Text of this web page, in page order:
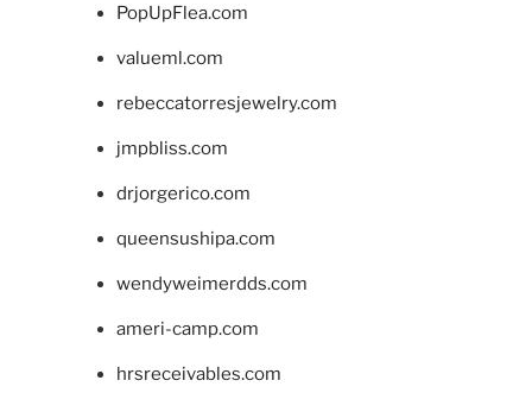
PopUpFlea.com
valueml.com
rebeccatorresjewelry.com
jmpbliss.com
drjorgerico.com
queensushipa.com
wendyweimerdds.com
ameri-camp.com
hrsreceivables.com